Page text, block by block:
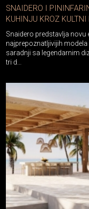
SNAIDERO I
KUHINJU KROZ KULTNI
Snaidero predstavlja novu
najprepoznatljivijih modela
saradnji sa legendarnim
tri d...